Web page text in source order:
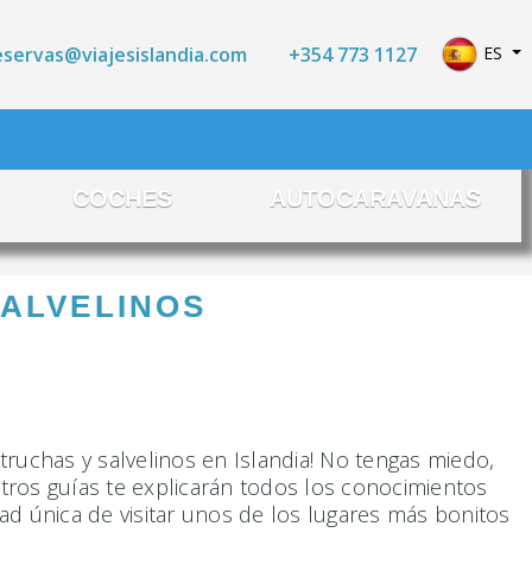
+354 773 1127 ES
COCHES AUTOCARAVANAS
y salvelinos en Islandia! No tengas miedo,
guías te explicarán todos los conocimientos
única de visitar unos de los lugares más bonitos